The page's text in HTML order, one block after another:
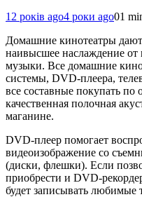
12 років ago4 роки ago01
Домашние кинотеатры
наивысшее наслаждение от
музыки. Все домашние
системы, DVD-плеера,
все составные покупать по
качественная полочная
маганине.
DVD-плеер помогает
видеоизображение со
(диски, флешки). Если
приобрести и DVD-
будет записывать любимые